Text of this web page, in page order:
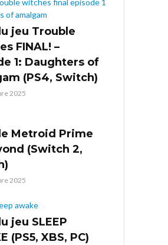
jeu Trouble
FINAL! –
1: Daughters of
(PS4, Switch)
2025
Metroid Prime
(Switch 2,
2025
jeu SLEEP
(PS5, XBS, PC)